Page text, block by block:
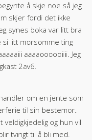
å skje noe så jeg
skjer fordi det ikke
synes boka var litt bra
litt morsomme ting
aaaaoooooiiii. Jeg
2av6.
om en jente som
til sin bestemor.
og hun vil
tvingt til å bli med.